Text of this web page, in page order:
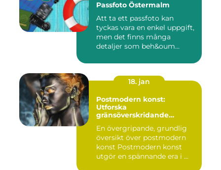
Passfoto Östermalm
Att ta ett passfoto kan
tyckas vara en enkel uppgift,
men det finns många
detaljer som beh&oum...
18. jan
Postmodern konst:
Utforska
gränsöverskridande
En övergripande, grundlig
översikt över postmodern
konst Postmodern konst
utgör en spännande era i ...